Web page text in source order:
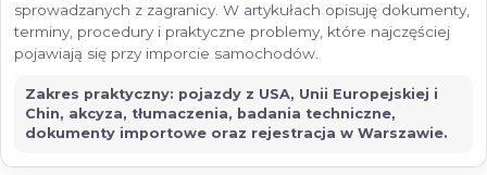
sprowadzanych z zagranicy. W artykułach opisuję dokumenty,
terminy, procedury i praktyczne problemy, które najczęściej
pojawiają się przy imporcie samochodów.
Zakres praktyczny: pojazdy z USA, Unii Europejskiej i
Chin, akcyza, tłumaczenia, badania techniczne,
dokumenty importowe oraz rejestracja w Warszawie.